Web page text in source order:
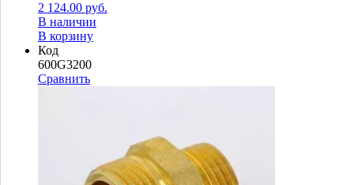
2 124.00 руб.
В наличии
В корзину
Код
600G3200
Сравнить